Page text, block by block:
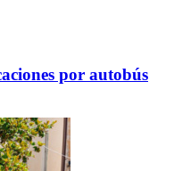
por autobús